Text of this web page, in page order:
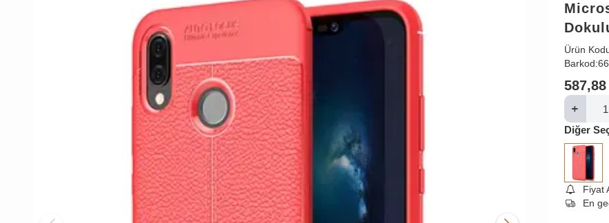
Ürün
Barkod:
587,88
Diğer
Fiyat
En